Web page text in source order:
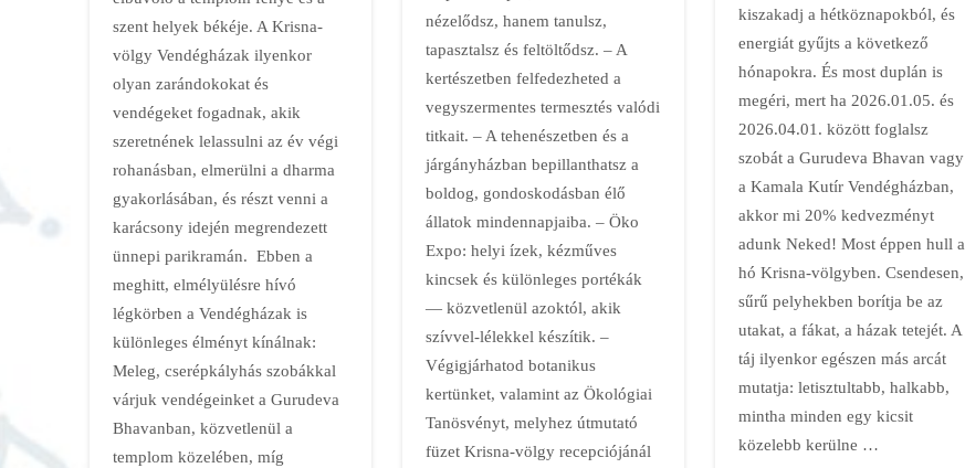
nézelődsz, hanem tanulsz,
tapasztalsz és feltöltődsz. – A
kertészetben felfedezheted a
vegyszermentes termesztés valódi
titkait. – A tehenészetben és a
járgányházban bepillanthatsz a
boldog, gondoskodásban élő
állatok mindennapjaiba. – Öko
Expo: helyi ízek, kézműves
kincsek és különleges portékák
— közvetlenül azoktól, akik
szívvel-lélekkel készítik. –
Végigjárhatod botanikus
kertünket, valamint az Ökológiai
Tanösvényt, melyhez útmutató
füzet Krisna-völgy recepciójánál
kiszakadj a hétköznapokból, és
energiát gyűjts a következő
hónapokra. És most duplán is
megéri, mert ha 2026.01.05. és
2026.04.01. között foglalsz
szobát a Gurudeva Bhavan vagy
a Kamala Kutír Vendégházban,
akkor mi 20% kedvezményt
adunk Neked! Most éppen hull a
hó Krisna-völgyben. Csendesen,
sűrű pelyhekben borítja be az
utakat, a fákat, a házak tetejét. A
táj ilyenkor egészen más arcát
mutatja: letisztultabb, halkabb,
mintha minden egy kicsit
közelebb kerülne …
szent helyek békéje. A Krisna-
völgy Vendégházak ilyenkor
olyan zarándokokat és
vendégeket fogadnak, akik
szeretnének lelassulni az év végi
rohanásban, elmerülni a dharma
gyakorlásában, és részt venni a
karácsony idején megrendezett
ünnepi parikramán. Ebben a
meghitt, elmélyülésre hívó
légkörben a Vendégházak is
különleges élményt kínálnak:
Meleg, cserépkályhás szobákkal
várjuk vendégeinket a Gurudeva
Bhavanban, közvetlenül a
templom közelében, míg